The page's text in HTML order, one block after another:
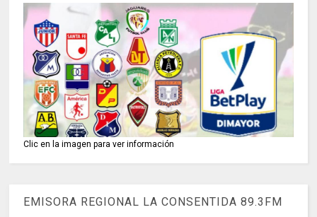
Clic en la imagen para ver información
EMISORA REGIONAL LA CONSENTIDA 89.3FM